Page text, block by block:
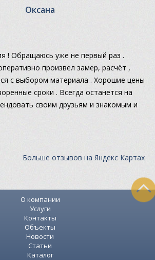
Оксана
! Обращаюсь уже не первый раз .
произвел замер, расчёт ,
с выбором материала . Хорошие цены
сроки . Всегда останется на
своим друзьям и знакомым и
Больше отзывов на Яндекс Картах
О компании
Услуги
Контакты
Объекты
Новости
Статьи
Каталог